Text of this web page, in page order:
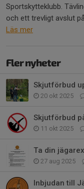
Sportskytteklubb.
och ett trevligt avslut
Läs mer
Fler nyheter
Skjutförbud
20 okt 2025
Skjutförbud
11 okt 2025
27 aug 2025
Inbjudan till